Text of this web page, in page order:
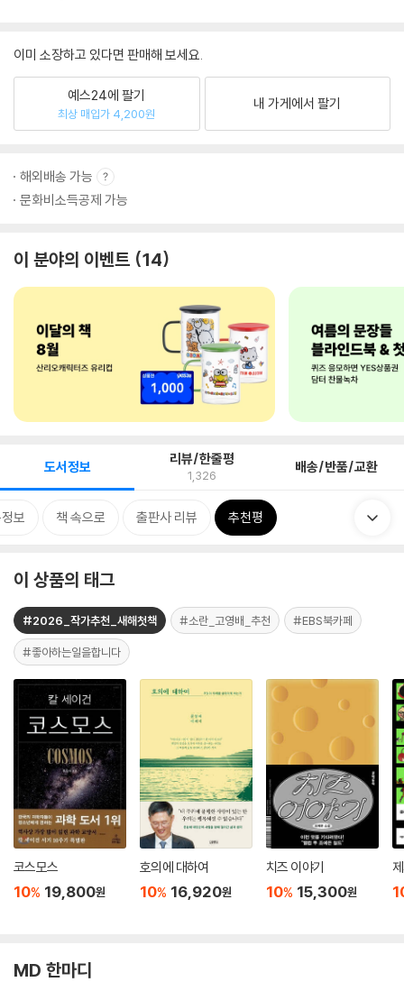
이미 소장하고 있다면 판매해 보세요.
예스24에 팔기
최상 매입가 4,200원
내 가게에서 팔기
해외배송 가능
문화비소득공제 가능
이 분야의 이벤트 14
도서정보 리뷰/한줄평
1,326 배송/반품/교환
보 책 속으로 출판사 리뷰 추천평
이 상품의 태그
#2026_작가추천_새해첫책 #소란_고영배_추천 #EBS북카페
#좋아하는일을합니다
코스모스
10% 19,800원
호의에 대하여
10% 16,920원
치즈 이야기
10% 15,300원
MD 한마디